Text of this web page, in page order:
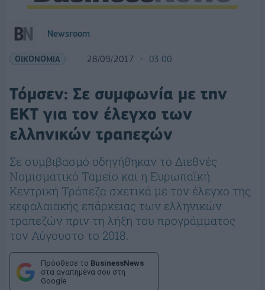
Newsroom
ΟΙΚΟΝΟΜΙΑ 28/09/2017 03:00
Τόμσεν: Σε συμφωνία με την
ΕΚΤ για τον έλεγχο των
ελληνικών τραπεζών
Σε συμβιβασμό οδηγήθηκαν το Διεθνές
Νομισματικό Ταμείο και η Ευρωπαϊκή
Κεντρική Τράπεζα σχετικά με τον έλεγχο της
κεφαλαιακής επάρκειας των ελληνικών
τραπεζών πριν τη λήξη του προγράμματος
τον Αύγουστο το 2018.
Πρόσθεσε το BusinessNews
στα αγαπημένα σου στη
Google